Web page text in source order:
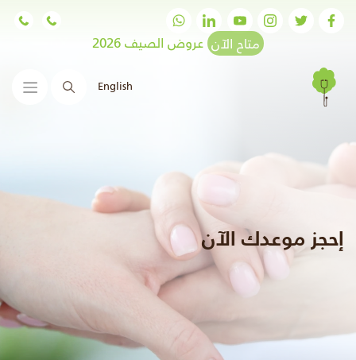
متاح الآن عروض الصيف 2026
English البحث
إحجز موعدك الآن